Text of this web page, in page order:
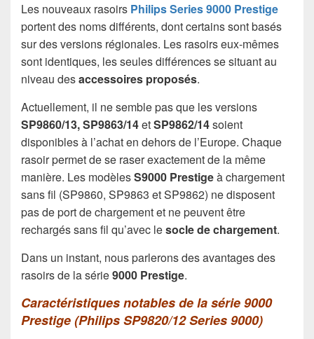
Les nouveaux rasoirs Philips Series 9000 Prestige
portent des noms différents, dont certains sont basés
sur des versions régionales. Les rasoirs eux-mêmes
sont identiques, les seules différences se situant au
niveau desaccessoires proposés.
Actuellement, il ne semble pas que les versions
SP9860/13, SP9863/14etSP9862/14soient
disponibles à l’achat en dehors de l’Europe. Chaque
rasoir permet de se raser exactement de la même
manière. Les modèlesS9000 Prestigeà chargement
sans fil (SP9860, SP9863 et SP9862) ne disposent
pas de port de chargement et ne peuvent être
rechargés sans fil qu’avec lesocle de chargement.
Dans un instant, nous parlerons des avantages des
rasoirs de la série9000 Prestige.
Caractéristiques notables de la série 9000
Prestige (Philips SP9820/12 Series 9000)